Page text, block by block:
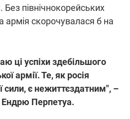
північнокорейських
армія скорочувалася б на
ці успіхи здебільшого
армії. Те, як росія
сили, є нежиттєздатним", –
Ендрю Перпетуа.